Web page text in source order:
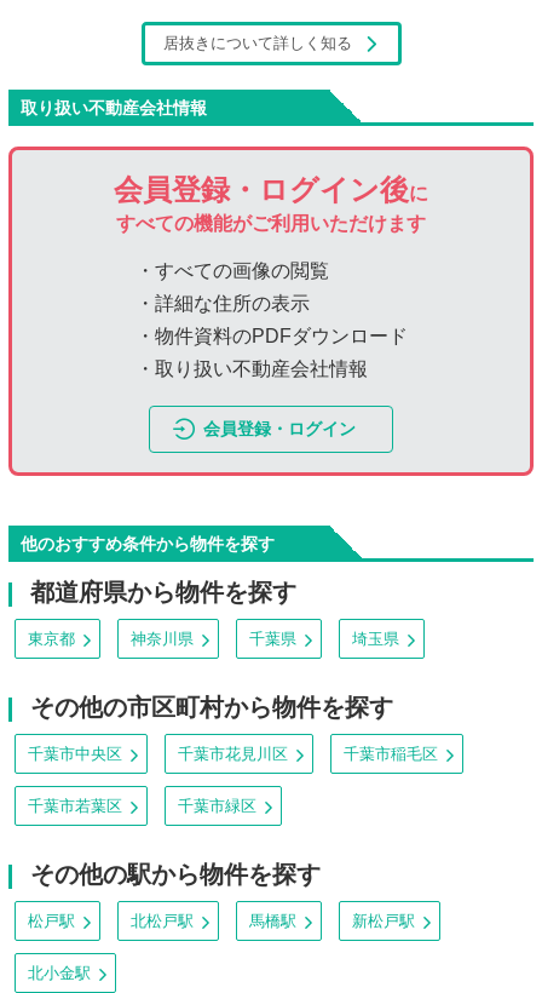
居抜きについて詳しく知る
取り扱い不動産会社情報
会員登録・ログイン後に
すべての機能がご利用いただけます
・すべての画像の閲覧
・詳細な住所の表示
・物件資料のPDFダウンロード
・取り扱い不動産会社情報
会員登録・ログイン
他のおすすめ条件から物件を探す
都道府県から物件を探す
東京都 神奈川県 千葉県 埼玉県
その他の市区町村から物件を探す
千葉市中央区 千葉市花見川区 千葉市稲毛区
千葉市若葉区 千葉市緑区
その他の駅から物件を探す
松戸駅 北松戸駅 馬橋駅 新松戸駅
北小金駅